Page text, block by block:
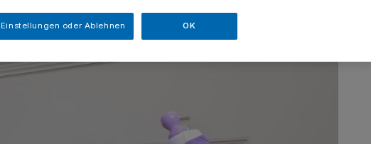
Einstellungen oder Ablehnen OK